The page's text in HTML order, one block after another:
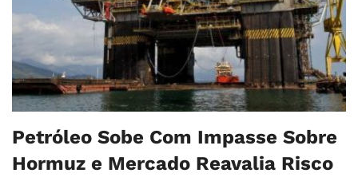
Petróleo Sobe Com Impasse Sobre
Hormuz e Mercado Reavalia Risco